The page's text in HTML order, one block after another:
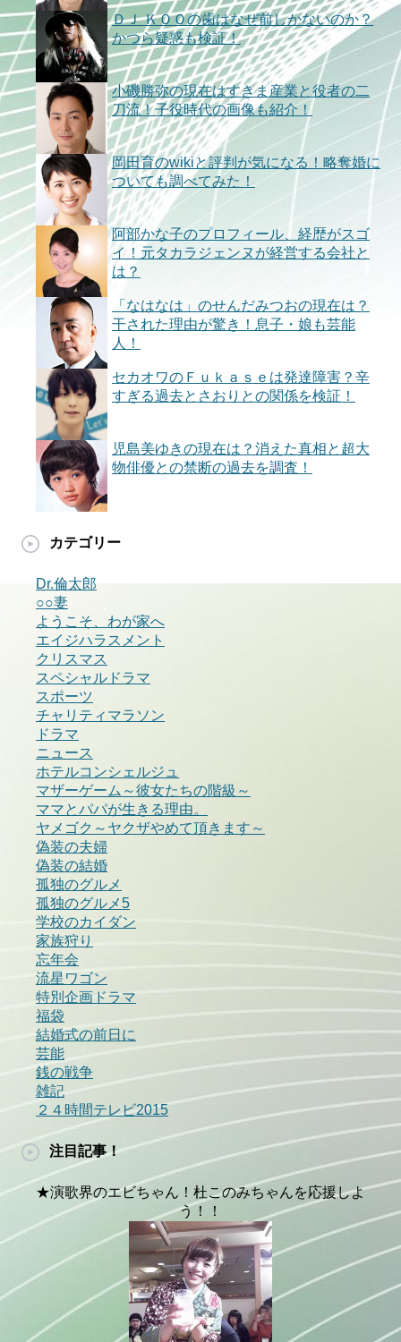
ＤＪ ＫＯＯの歯はなぜ前しかないのか？
かつら疑惑も検証！
小磯勝弥の現在はすきま産業と役者の二
刀流！子役時代の画像も紹介！
岡田育のwikiと評判が気になる！略奪婚に
ついても調べてみた！
阿部かな子のプロフィール、経歴がスゴ
イ！元タカラジェンヌが経営する会社と
は？
「なはなは」のせんだみつおの現在は？
干された理由が驚き！息子・娘も芸能
人！
セカオワのＦｕｋａｓｅは発達障害？辛
すぎる過去とさおりとの関係を検証！
児島美ゆきの現在は？消えた真相と超大
物俳優との禁断の過去を調査！
カテゴリー
Dr.倫太郎
○○妻
ようこそ、わが家へ
エイジハラスメント
クリスマス
スペシャルドラマ
スポーツ
チャリティマラソン
ドラマ
ニュース
ホテルコンシェルジュ
マザーゲーム～彼女たちの階級～
ママとパパが生きる理由。
ヤメゴク～ヤクザやめて頂きます～
偽装の夫婦
偽装の結婚
孤独のグルメ
孤独のグルメ5
学校のカイダン
家族狩り
忘年会
流星ワゴン
特別企画ドラマ
福袋
結婚式の前日に
芸能
銭の戦争
雑記
２４時間テレビ2015
注目記事！
★演歌界のエビちゃん！杜このみちゃんを応援しよ
う！！